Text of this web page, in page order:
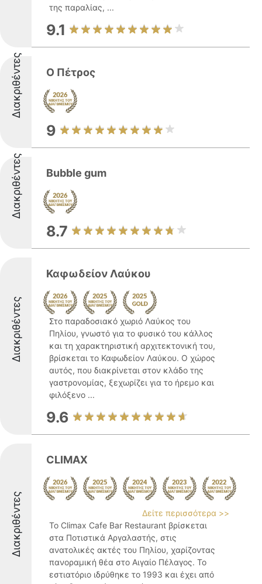
της παραλίας, ...
9.1
Διακριθέντες Ο Πέτρος
9
Διακριθέντες Bubble gum
8.7
Διακριθέντες
Καφωδείον Λαύκου
Στο παραδοσιακό χωριό Λαύκος του
Πηλίου, γνωστό για το φυσικό του κάλλος
και τη χαρακτηριστική αρχιτεκτονική του,
βρίσκεται το Καφωδείον Λαύκου. Ο χώρος
αυτός, που διακρίνεται στον κλάδο της
γαστρονομίας, ξεχωρίζει για το ήρεμο και
φιλόξενο ...
9.6
Διακριθέντες
CLIMAX
Δείτε περισσότερα >>
Το Climax Cafe Bar Restaurant βρίσκεται
στα Ποτιστικά Αργαλαστής, στις
ανατολικές ακτές του Πηλίου, χαρίζοντας
πανοραμική θέα στο Αιγαίο Πέλαγος. Το
εστιατόριο ιδρύθηκε το 1993 και έχει από